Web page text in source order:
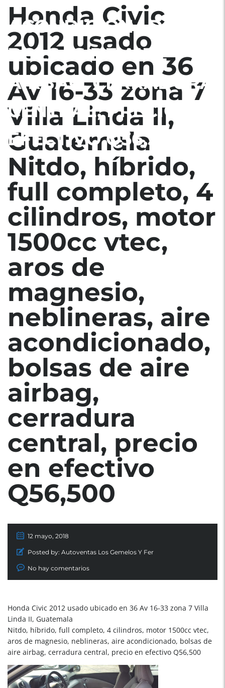
ACONDICIONADO,
BOLSAS DE AIRE
AIRBAG, CERRADURA
CENTRAL, PRECIO EN
EFECTIVO Q56,500
Honda Civic
2012 usado
ubicado en 36
Av 16-33 zona 7
Villa Linda II,
Guatemala
Nitdo, híbrido,
full completo, 4
cilindros, motor
1500cc vtec,
aros de
magnesio,
neblineras, aire
acondicionado,
bolsas de aire
airbag,
cerradura
central, precio
en efectivo
Q56,500
12 mayo, 2018
Posted by: Autoventas Los Gemelos Y Fer
No hay comentarios
Honda Civic 2012 usado ubicado en 36 Av 16-33 zona 7 Villa
Linda II, Guatemala
Nitdo, híbrido, full completo, 4 cilindros, motor 1500cc vtec,
aros de magnesio, neblineras, aire acondicionado, bolsas de
aire airbag, cerradura central, precio en efectivo Q56,500